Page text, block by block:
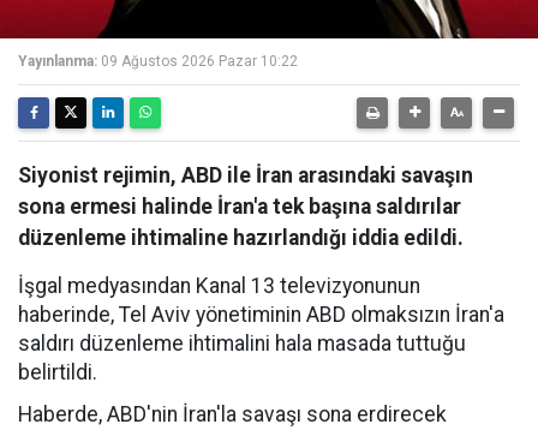
Yayınlanma: 09 Ağustos 2026 Pazar 10:22
Siyonist rejimin, ABD ile İran arasındaki savaşın
sona ermesi halinde İran'a tek başına saldırılar
düzenleme ihtimaline hazırlandığı iddia edildi.
İşgal medyasından Kanal 13 televizyonunun
haberinde, Tel Aviv yönetiminin ABD olmaksızın İran'a
saldırı düzenleme ihtimalini hala masada tuttuğu
belirtildi.
Haberde, ABD'nin İran'la savaşı sona erdirecek